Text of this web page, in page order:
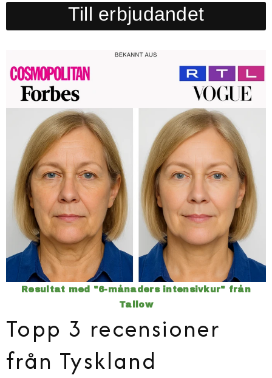
Till erbjudandet
Resultat med "6-månaders intensivkur" från
Tallow
Topp 3 recensioner
från Tyskland